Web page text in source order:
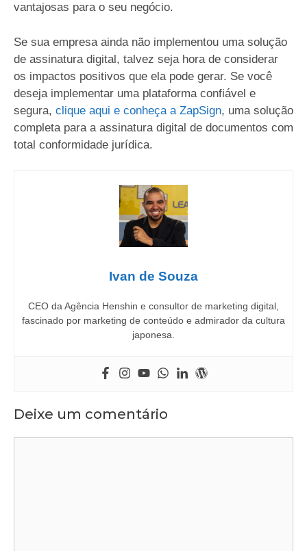
vantajosas para o seu negócio.
Se sua empresa ainda não implementou uma solução
de assinatura digital, talvez seja hora de considerar
os impactos positivos que ela pode gerar. Se você
deseja implementar uma plataforma confiável e
segura, clique aqui e conheça a ZapSign, uma solução
completa para a assinatura digital de documentos com
total conformidade jurídica.
Ivan de Souza
CEO da Agência Henshin e consultor de marketing digital,
fascinado por marketing de conteúdo e admirador da cultura
japonesa.
Deixe um comentário